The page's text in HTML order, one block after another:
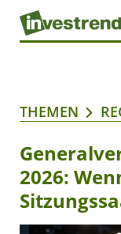
THEMEN
2026: